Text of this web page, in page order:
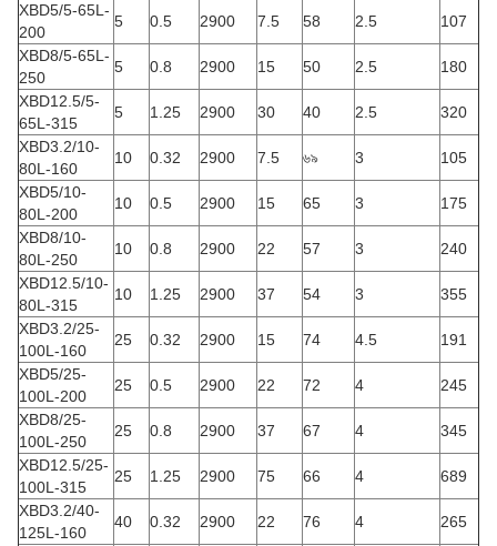
XBD5/5-65L-
200
5 0.5 2900 7.5 58 2.5
107
XBD8/5-65L-
250
5 0.8 2900 15 50 2.5
180
XBD12.5/5-
65L-315
5 1.25 2900 30 40 2.5
320
XBD3.2/10-
80L-160
10 0.32 2900 7.5 ৬৯ 3
105
XBD5/10-
80L-200
10 0.5 2900 15 65 3
175
XBD8/10-
80L-250
10 0.8 2900 22 57 3
240
XBD12.5/10-
80L-315
10 1.25 2900 37 54 3
355
XBD3.2/25-
100L-160
25 0.32 2900 15 74 4.5
191
XBD5/25-
100L-200
25 0.5 2900 22 72 4
245
XBD8/25-
100L-250
25 0.8 2900 37 67 4
345
XBD12.5/25-
100L-315
25 1.25 2900 75 66 4
689
XBD3.2/40-
125L-160
40 0.32 2900 22 76 4
265